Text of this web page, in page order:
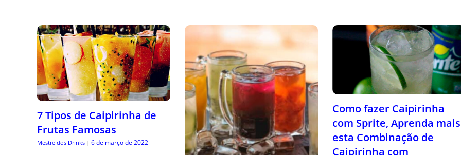
7 Tipos de Caipirinha de
Frutas Famosas
Mestre dos Drinks | 6 de março de 2022
Como fazer Caipirinha
com Sprite, Aprenda mais
esta Combinação de
Caipirinha com